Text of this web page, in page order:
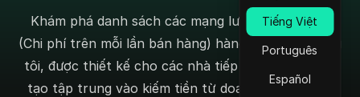
Tiếng Việt
Português
Español
Khám phá danh sách các mạng lưới affiliate CPS
(Chi phí trên mỗi lần bán hàng) hàng đầu của chúng
tôi, được thiết kế cho các nhà tiếp thị và nhà sáng
tạo tập trung vào kiếm tiền từ doanh số. Tìm các